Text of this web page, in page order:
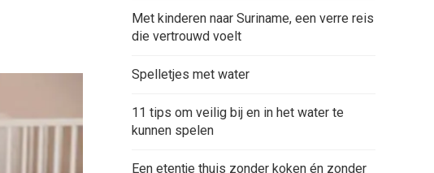
Met kinderen naar Suriname, een verre reis
die vertrouwd voelt
Spelletjes met water
11 tips om veilig bij en in het water te
kunnen spelen
Een etentje thuis zonder koken én zonder